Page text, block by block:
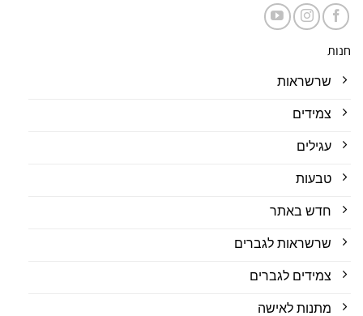
חנות
שרשראות
צמידים
עגילים
טבעות
חדש באתר
שרשראות לגברים
צמידים לגברים
מתנות לאישה